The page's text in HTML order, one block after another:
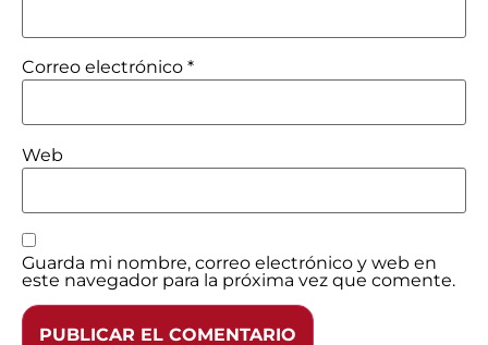
Correo electrónico *
Web
Guarda mi nombre, correo electrónico y web en
este navegador para la próxima vez que comente.